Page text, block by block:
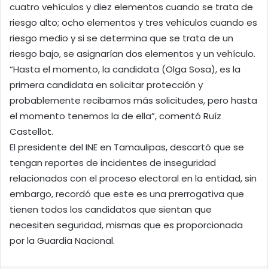
cuatro vehículos y diez elementos cuando se trata de
riesgo alto; ocho elementos y tres vehículos cuando es
riesgo medio y si se determina que se trata de un
riesgo bajo, se asignarían dos elementos y un vehículo.
“Hasta el momento, la candidata (Olga Sosa), es la
primera candidata en solicitar protección y
probablemente recibamos más solicitudes, pero hasta
el momento tenemos la de ella”, comentó Ruíz
Castellot.
El presidente del INE en Tamaulipas, descartó que se
tengan reportes de incidentes de inseguridad
relacionados con el proceso electoral en la entidad, sin
embargo, recordó que este es una prerrogativa que
tienen todos los candidatos que sientan que
necesiten seguridad, mismas que es proporcionada
por la Guardia Nacional.